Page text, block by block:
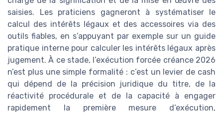
saisies. Les praticiens gagneront à systématiser le
calcul des intérêts légaux et des accessoires via des
outils fiables, en s’appuyant par exemple sur un guide
pratique interne pour calculer les intérêts légaux après
jugement. À ce stade, l’exécution forcée créance 2026
n’est plus une simple formalité : c’est un levier de cash
qui dépend de la précision juridique du titre, de la
réactivité procédurale et de la capacité à engager
rapidement la première mesure d’exécution,